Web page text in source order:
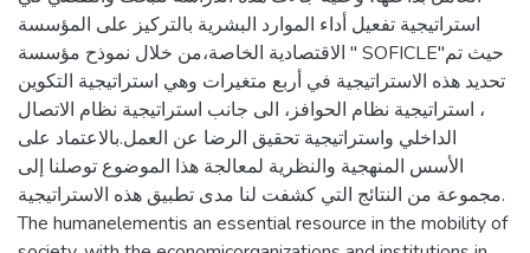
استراتيجية تفعيل أداء الموارد البشرية بالتركيز على المؤسسة
الاقتصادية الخاصة،من خلال نموذح مؤسسة " SOFICLE"حيث تم
تحديد هذه الاستراتيجية في أربع متغيرات وهي استراتيجية التكوين
، استراتيجية نظام الحوافز، الى جانب استراتيجية نظام الاتصال
الداخلي واستراتيجية تحقيق الرضا عن العمل.بالاعتماد على
الأسس المنهجية والنظرية لمعالجة هذا الموضوع توصلنا إلى
مجموعة من النتائج التي كشفت لنا مدى تطبيق هذه الاستراتيجية.
The humanelementis an essential resource in the mobility of